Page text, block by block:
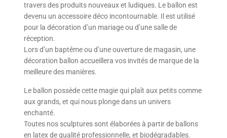
travers des produits nouveaux et ludiques. Le ballon est
devenu un accessoire déco incontournable. Il est utilisé
pour la décoration d’un mariage ou d’une salle de
réception.
Lors d’un baptême ou d’une ouverture de magasin, une
décoration ballon accueillera vos invités de marque de la
meilleure des manières.
Le ballon possède cette magie qui plaît aux petits comme
aux grands, et qui nous plonge dans un univers
enchanté.
Toutes nos sculptures sont élaborées à partir de ballons
en latex de qualité professionnelle, et biodégradables.